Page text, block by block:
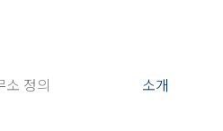
소 정의 소개